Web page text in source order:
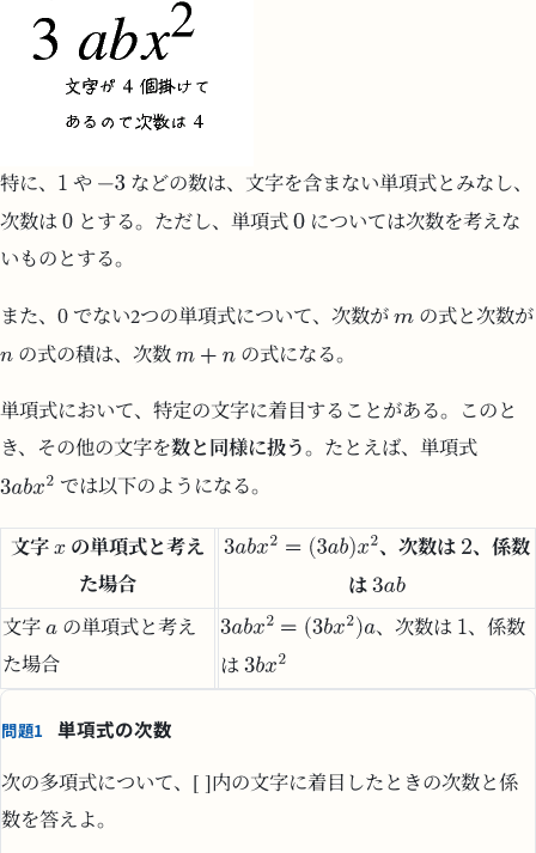
特に、 や
などの数は、文字を含まない単項式とみなし、
次数は
とする。ただし、単項式 については次数を考えな
いものとする。
また、 でない2つの単項式について、次数が
の式と次数が
の式の積は、次数
の式になる。
単項式において、特定の文字に着目することがある。このと
き、その他の文字を数と同様に扱う。たとえば、単項式
では以下のようになる。
文字
の単項式と考え
た場合
、次数は
、係数
は
文字
の単項式と考え
た場合
、次数は
、係数
は
問題1 単項式の次数
次の多項式について、[ ]内の文字に着目したときの次数と係
数を答えよ。